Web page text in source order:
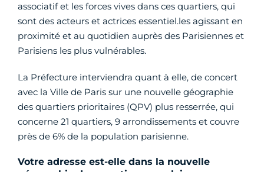
associatif et les forces vives dans ces quartiers, qui
sont des acteurs et actrices essentiel.les agissant en
proximité et au quotidien auprès des Parisiennes et
Parisiens les plus vulnérables.
La Préfecture interviendra quant à elle, de concert
avec la Ville de Paris sur une nouvelle géographie
des quartiers prioritaires (QPV) plus resserrée, qui
concerne 21 quartiers, 9 arrondissements et couvre
près de 6% de la population parisienne.
Votre adresse est-elle dans la nouvelle